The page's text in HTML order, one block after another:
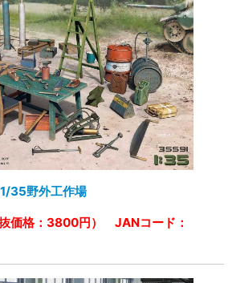
35野外工作場
価格：3800円） JANコード：